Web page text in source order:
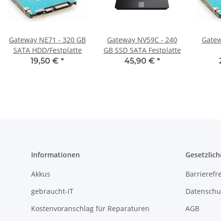
Gateway NE71 - 320 GB
SATA HDD/Festplatte
19,50 € *
Gateway NV59C - 240
GB SSD SATA Festplatte
45,90 € *
Informationen
Akkus
gebraucht-IT
Kostenvoranschlag für Reparaturen
AGB